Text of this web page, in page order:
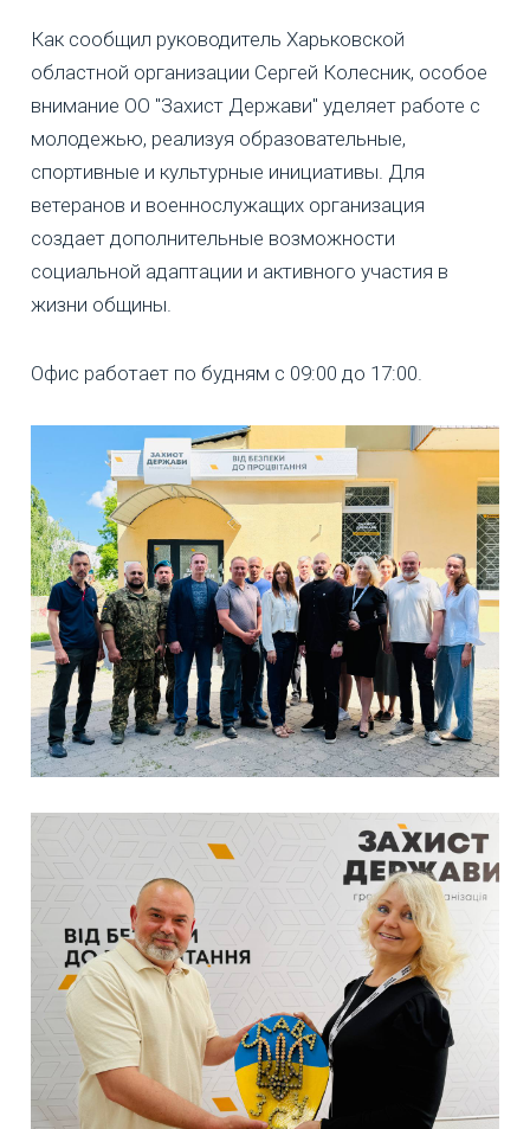
Как сообщил руководитель Харьковской
областной организации Сергей Колесник, особое
внимание ОО "Захист Держави" уделяет работе с
молодежью, реализуя образовательные,
спортивные и культурные инициативы. Для
ветеранов и военнослужащих организация
создает дополнительные возможности
социальной адаптации и активного участия в
жизни общины.
Офис работает по будням с 09:00 до 17:00.